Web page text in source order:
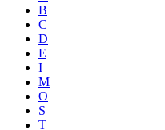
B
C
D
E
I
M
O
S
T